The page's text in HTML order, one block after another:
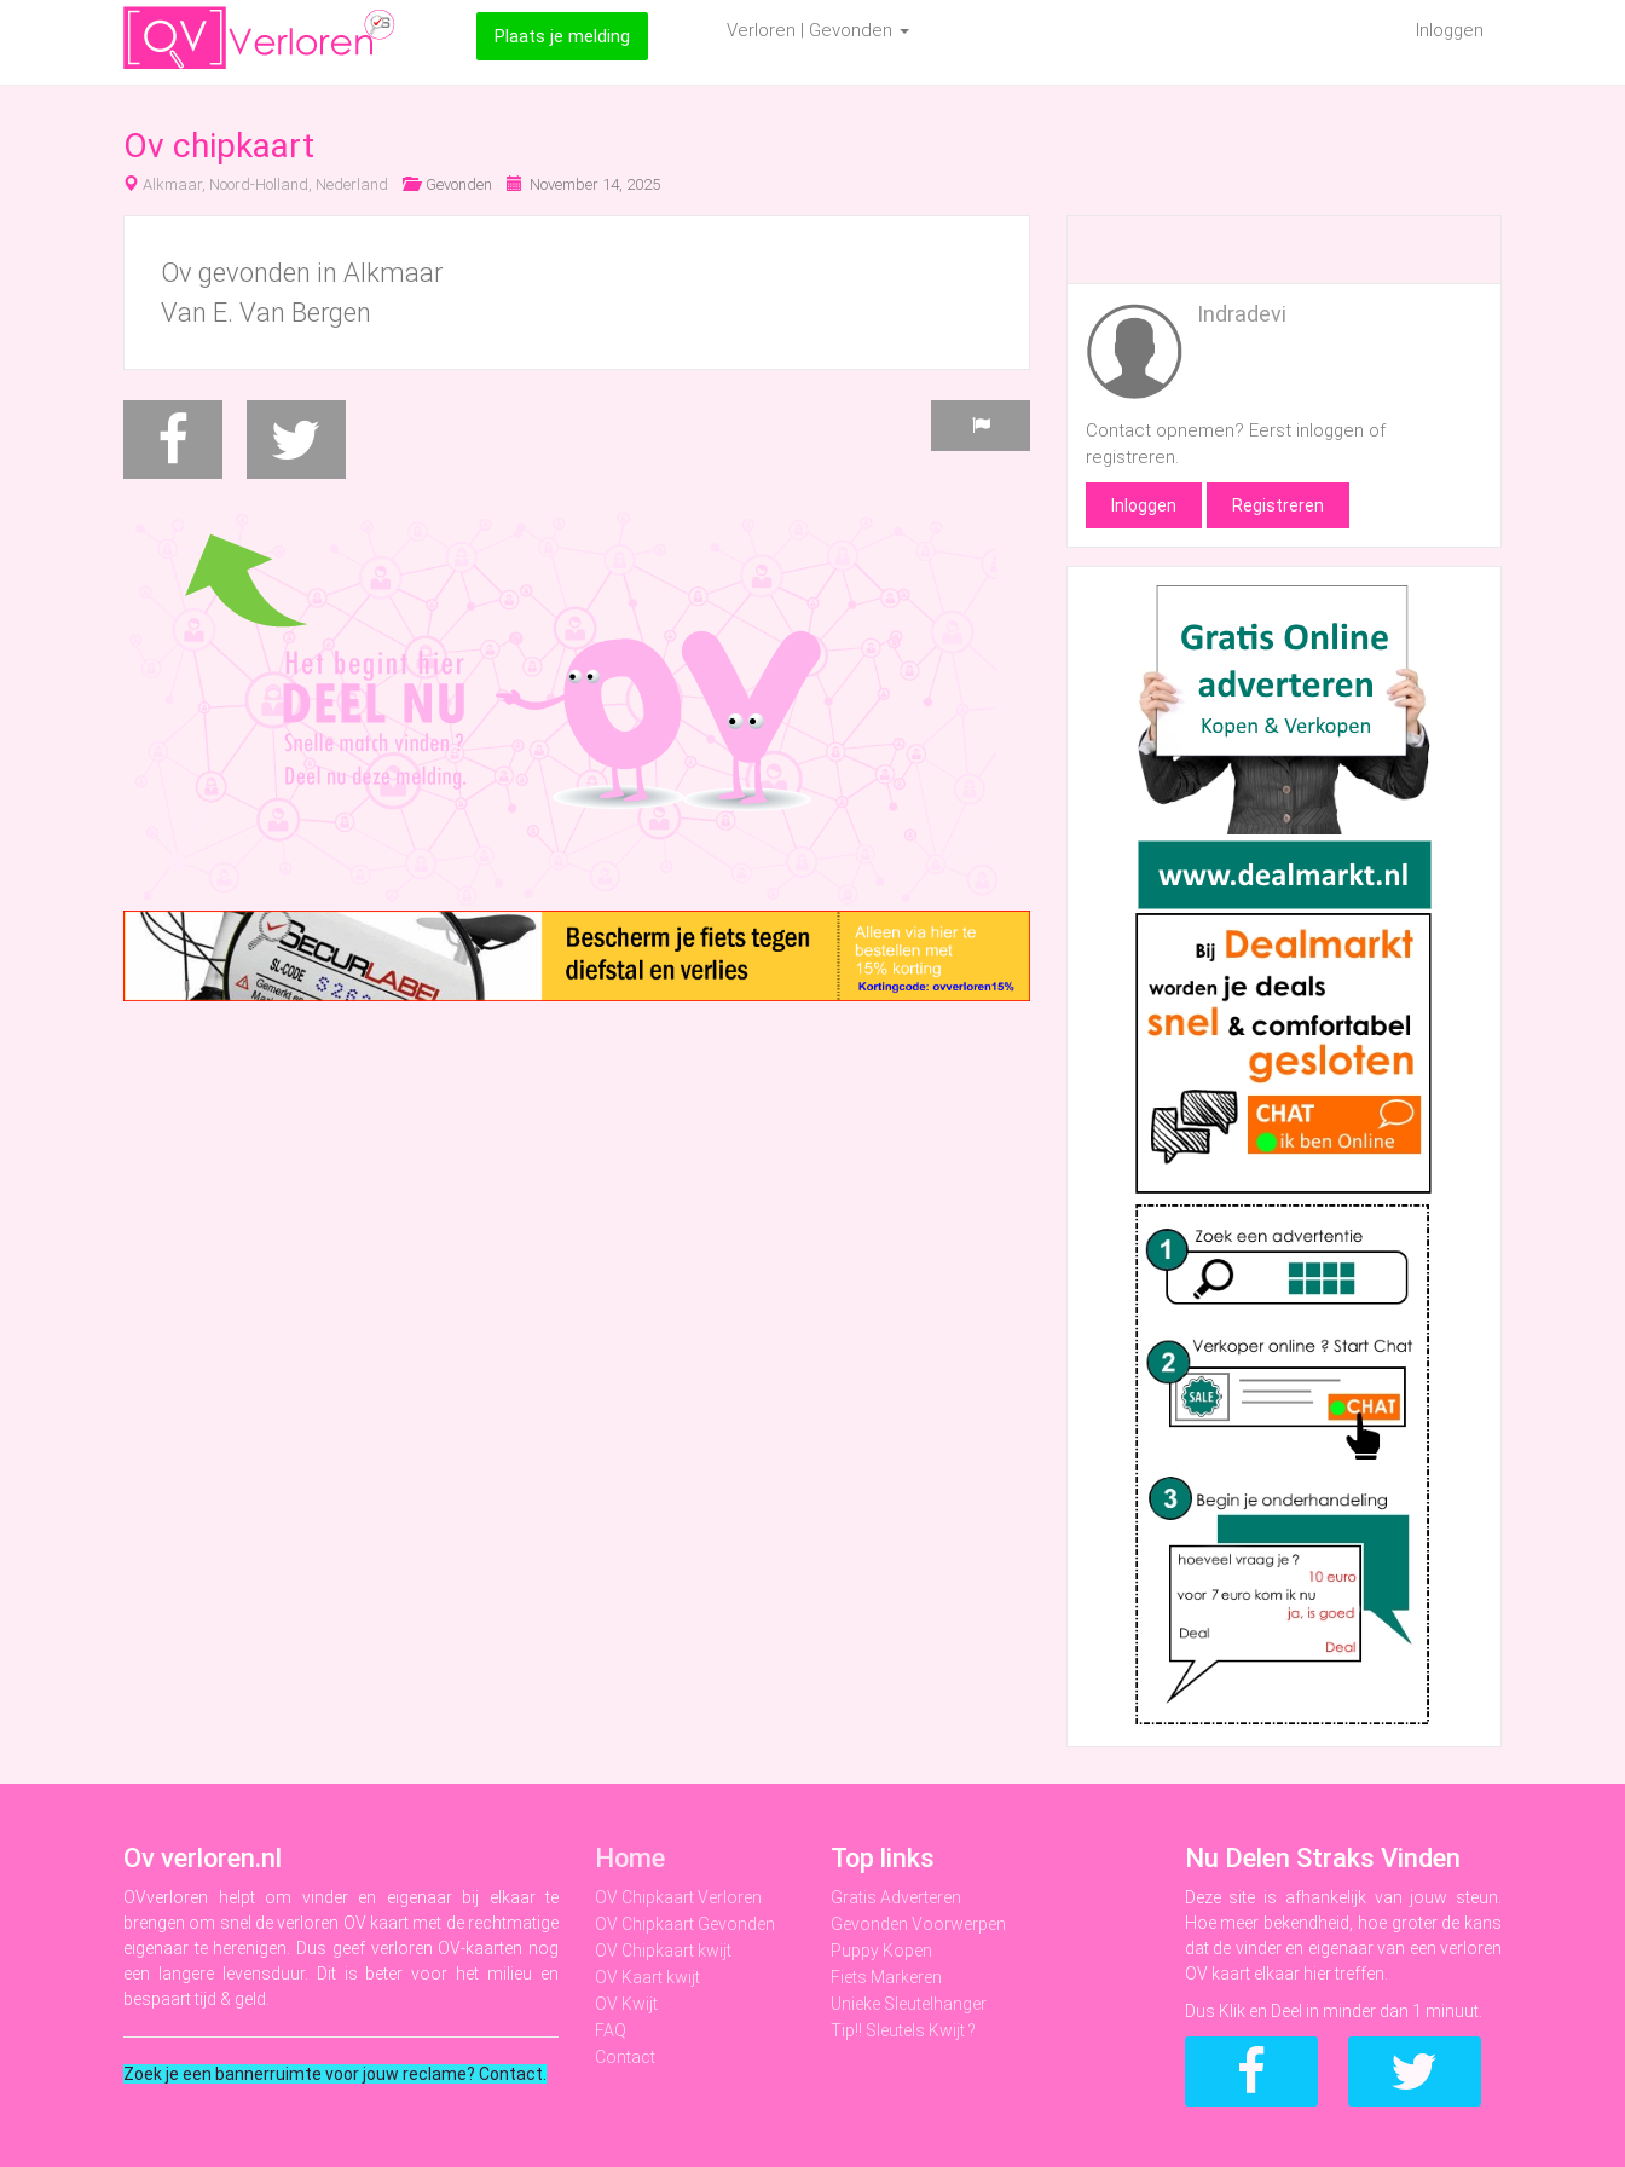
Verloren | Gevonden
Plaats je melding Inloggen
Ov chipkaart
Alkmaar, Noord-Holland, Nederland Gevonden November 14, 2025
Ov gevonden in Alkmaar
Van E. Van Bergen
Indradevi
Contact opnemen? Eerst inloggen of
registreren.
Inloggen Registreren
Ov verloren.nl
OVverloren helpt om vinder en eigenaar bij elkaar te
brengen om snel de verloren OV kaart met de rechtmatige
eigenaar te herenigen. Dus geef verloren OV-kaarten nog
een langere levensduur. Dit is beter voor het milieu en
bespaart tijd & geld.
Zoek je een bannerruimte voor jouw reclame? Contact
Home
OV Chipkaart Verloren
OV Chipkaart Gevonden
OV Chipkaart kwijt
OV Kaart kwijt
OV Kwijt
FAQ
Contact
Top links
Gratis Adverteren
Gevonden Voorwerpen
Puppy Kopen
Fiets Markeren
Unieke Sleutelhanger
Tip!! Sleutels Kwijt ?
Nu Delen Straks Vinden
Deze site is afhankelijk van jouw steun.
Hoe meer bekendheid, hoe groter de kans
dat de vinder en eigenaar van een verloren
OV kaart elkaar hier treffen.
Dus Klik en Deel in minder dan 1 minuut.